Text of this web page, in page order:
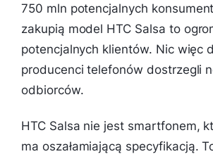
750 mln potencjalnych
zakupią model HTC Salsa to
potencjalnych klientów. Nic więc
producenci telefonów dostrzegli
odbiorców.
HTC Salsa nie jest smartfonem,
ma oszałamiającą specyfikacją.